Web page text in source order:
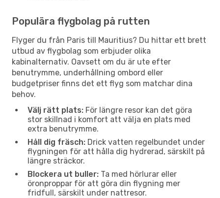
Populära flygbolag på rutten
Flyger du från Paris till Mauritius? Du hittar ett brett
utbud av flygbolag som erbjuder olika
kabinalternativ. Oavsett om du är ute efter
benutrymme, underhållning ombord eller
budgetpriser finns det ett flyg som matchar dina
behov.
Välj rätt plats: För längre resor kan det göra
stor skillnad i komfort att välja en plats med
extra benutrymme.
Håll dig fräsch: Drick vatten regelbundet under
flygningen för att hålla dig hydrerad, särskilt på
längre sträckor.
Blockera ut buller: Ta med hörlurar eller
öronproppar för att göra din flygning mer
fridfull, särskilt under nattresor.